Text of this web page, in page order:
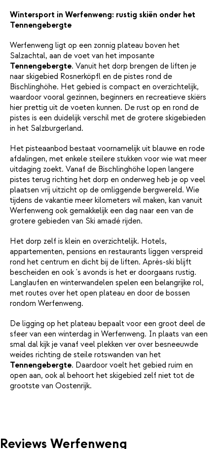
Wintersport in Werfenweng: rustig skiën onder het
Tennengebergte
Werfenweng ligt op een zonnig plateau boven het
Salzachtal, aan de voet van het imposante
Tennengebergte. Vanuit het dorp brengen de liften je
naar skigebied Rosnerköpfl en de pistes rond de
Bischlinghöhe. Het gebied is compact en overzichtelijk,
waardoor vooral gezinnen, beginners en recreatieve skiërs
hier prettig uit de voeten kunnen. De rust op en rond de
pistes is een duidelijk verschil met de grotere skigebieden
in het Salzburgerland.
Het pisteaanbod bestaat voornamelijk uit blauwe en rode
afdalingen, met enkele steilere stukken voor wie wat meer
uitdaging zoekt. Vanaf de Bischlinghöhe lopen langere
pistes terug richting het dorp en onderweg heb je op veel
plaatsen vrij uitzicht op de omliggende bergwereld. Wie
tijdens de vakantie meer kilometers wil maken, kan vanuit
Werfenweng ook gemakkelijk een dag naar een van de
grotere gebieden van Ski amadé rijden.
Het dorp zelf is klein en overzichtelijk. Hotels,
appartementen, pensions en restaurants liggen verspreid
rond het centrum en dicht bij de liften. Après-ski blijft
bescheiden en ook 's avonds is het er doorgaans rustig.
Langlaufen en winterwandelen spelen een belangrijke rol,
met routes over het open plateau en door de bossen
rondom Werfenweng.
De ligging op het plateau bepaalt voor een groot deel de
sfeer van een winterdag in Werfenweng. In plaats van een
smal dal kijk je vanaf veel plekken ver over besneeuwde
weides richting de steile rotswanden van het
Tennengebergte. Daardoor voelt het gebied ruim en
open aan, ook al behoort het skigebied zelf niet tot de
grootste van Oostenrijk.
Reviews Werfenweng